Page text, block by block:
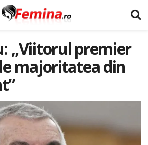
„Viitorul premier
majoritatea din